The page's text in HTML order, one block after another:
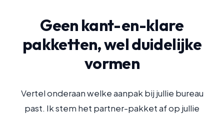
Geen kant-en-klare
pakketten, wel duidelijke
vormen
Vertel onderaan welke aanpak bij jullie bureau
past. Ik stem het partner-pakket af op jullie